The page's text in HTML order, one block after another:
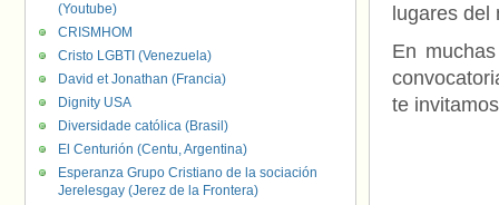
lugares del
En
te
(Youtube)
CRISMHOM
Cristo LGBTI (Venezuela)
David et Jonathan (Francia)
Dignity USA
Diversidade católica (Brasil)
El Centurión (Centu, Argentina)
Esperanza Grupo Cristiano de la sociación
Jerelesgay (Jerez de la Frontera)